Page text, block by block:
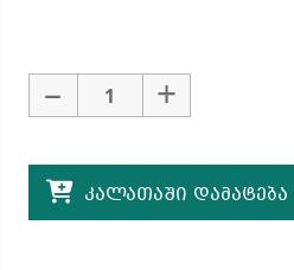
– +
კალათაში დამატება